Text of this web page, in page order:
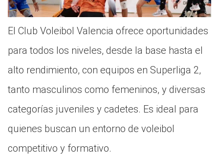
El Club Voleibol Valencia ofrece oportunidades
para todos los niveles, desde la base hasta el
alto rendimiento, con equipos en Superliga 2,
tanto masculinos como femeninos, y diversas
categorías juveniles y cadetes. Es ideal para
quienes buscan un entorno de voleibol
competitivo y formativo.